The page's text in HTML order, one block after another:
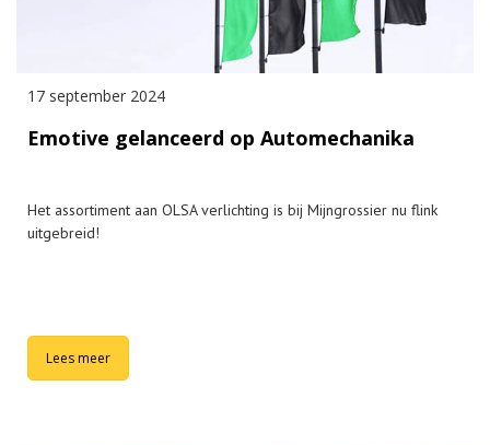
17 september 2024
Emotive gelanceerd op Automechanika
Het assortiment aan OLSA verlichting is bij Mijngrossier nu flink
uitgebreid!
Lees meer